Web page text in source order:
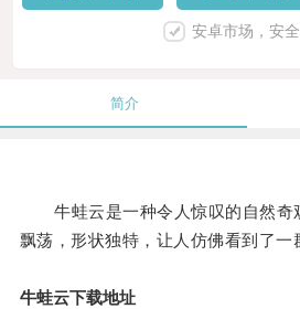
安卓市场，安
简介
牛蛙云是一种令人惊叹的自然奇
飘荡，形状独特，让人仿佛看到了一
牛蛙云下载地址